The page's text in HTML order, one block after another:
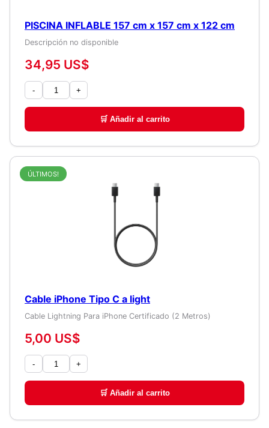
PISCINA INFLABLE 157 cm x 157 cm x 122 cm
Descripción no disponible
34,95 US$
- +
🛒 Añadir al carrito
ÚLTIMOS!
Cable iPhone Tipo C a light
Cable Lightning Para iPhone Certificado (2 Metros)
5,00 US$
- +
🛒 Añadir al carrito